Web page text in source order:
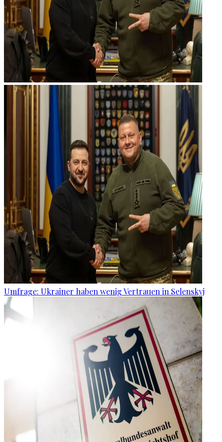
Umfrage: Ukrainer haben wenig Vertrauen in Selenskyj